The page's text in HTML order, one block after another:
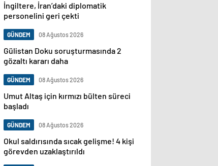
İngiltere, İran’daki diplomatik
personelini geri çekti
GÜNDEM 08 Ağustos 2026
Gülistan Doku soruşturmasında 2
gözaltı kararı daha
GÜNDEM 08 Ağustos 2026
Umut Altaş için kırmızı bülten süreci
başladı
GÜNDEM 08 Ağustos 2026
Okul saldırısında sıcak gelişme! 4 kişi
görevden uzaklaştırıldı